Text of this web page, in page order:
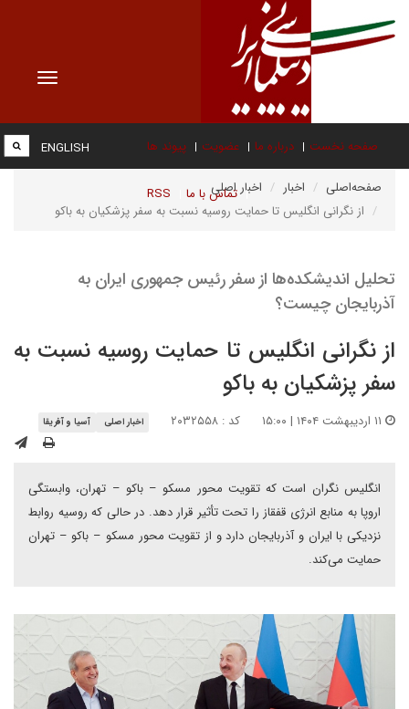
Toggle
صفحه نخست درباره ما عضویت پیوند ها
تماس با ما RSS
ENGLISH
صفحه‌اصلی اخبار
اخبار اصلی
از نگرانی انگلیس تا حمایت روسیه نسبت به سفر پزشکیان به باکو
تحلیل اندیشکده‌ها از سفر رئیس جمهوری ایران به
آذربایجان چیست؟
از نگرانی انگلیس تا حمایت روسیه نسبت به
سفر پزشکیان به باکو
کد : ۲۰۳۲۵۵۸ اخبار اصلی آسیا و آفریقا
انگلیس نگران است که تقویت محور مسکو – باکو – تهران، وابستگی
اروپا به منابع انرژی قفقاز را تحت تأثیر قرار دهد. در حالی که روسیه روابط
نزدیکی با ایران و آذربایجان دارد و از تقویت محور مسکو – باکو – تهران
حمایت می‌کند.